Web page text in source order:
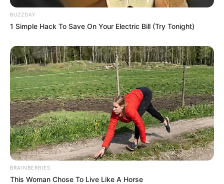
BUZZDAY
1 Simple Hack To Save On Your Electric Bill (Try Tonight)
BRAINBERRIES
This Woman Chose To Live Like A Horse